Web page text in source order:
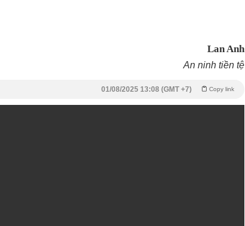
Lan Anh
An ninh tiền tệ
Copy link
01/08/2025 13:08 (GMT +7)